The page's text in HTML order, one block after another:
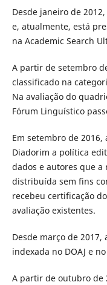
Desde janeiro de
e, atualmente, está
na Academic Search
A partir de setembro
classificado na
Na avaliação do
Fórum Linguístico
Em setembro de 2016,
Diadorim a política
dados e autores que a
distribuída sem fins
recebeu certificação
avaliação existentes.
Desde março de
indexada no DOAJ e
A partir de outubro de